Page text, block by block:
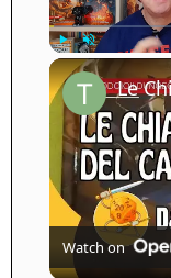
Unmute
Watch on